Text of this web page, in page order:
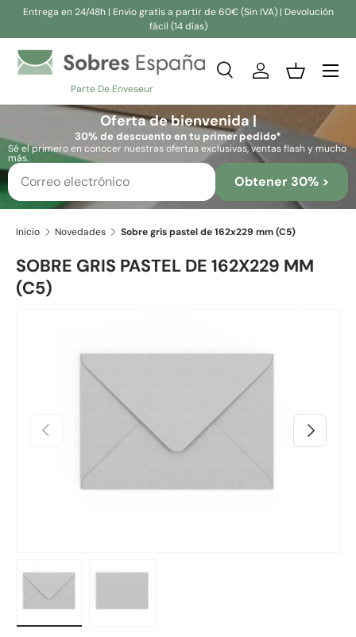
Entrega en 24/48h | Envio gratis a partir de 60€ (Sin IVA) | Devolución
fácil (14 días)
Parte De Enveseur
Buscar
Buscar
BuscarIniciar sesión
Cesta
Oferta de bienvenida |
30% de descuento en tu primer pedido*
Sé el primero en conocer nuestras ofertas exclusivas, ventas flash y mucho
más.
Obtener 30% >
Inicio Novedades Sobre gris pastel de 162x229 mm (C5)
SOBRE GRIS PASTEL DE 162X229 MM
(C5)
Anterior Siguiente